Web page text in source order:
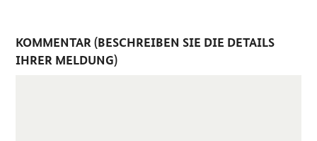
KOMMENTAR (BESCHREIBEN SIE DIE DETAILS
IHRER MELDUNG)